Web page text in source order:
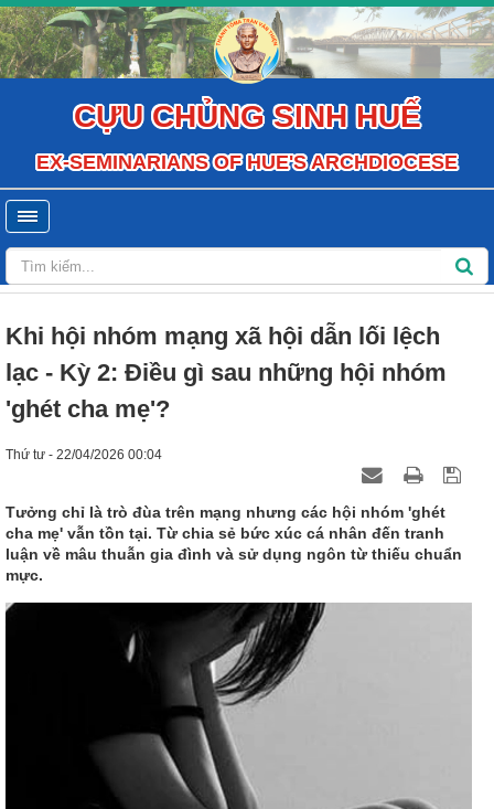
CỰU CHỦNG SINH HUẾ
EX-SEMINARIANS OF HUE'S ARCHDIOCESE
Khi hội nhóm mạng xã hội dẫn lối lệch
lạc - Kỳ 2: Điều gì sau những hội nhóm
'ghét cha mẹ'?
Thứ tư - 22/04/2026 00:04
Tưởng chỉ là trò đùa trên mạng nhưng các hội nhóm 'ghét
cha mẹ' vẫn tồn tại. Từ chia sẻ bức xúc cá nhân đến tranh
luận về mâu thuẫn gia đình và sử dụng ngôn từ thiếu chuẩn
mực.